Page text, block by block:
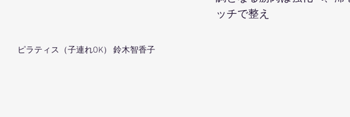
ピラティス（子連れOK） 鈴木智香子
ッチで整え